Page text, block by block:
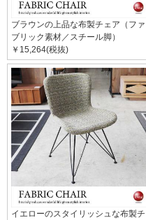
ブラウンの上品な布製チェア（ファ
ブリック素材／スチール脚）
￥15,264(税抜)
イエローのスタイリッシュな布製チ